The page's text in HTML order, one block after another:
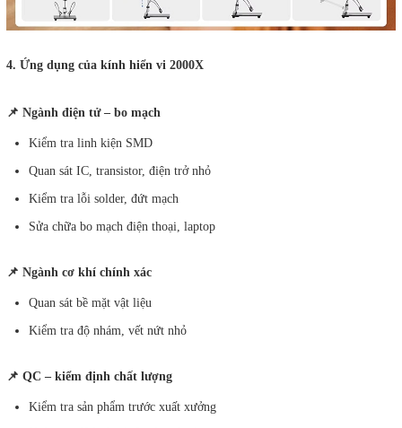
4. Ứng dụng của kính hiển vi 2000X
📌 Ngành điện tử – bo mạch
Kiểm tra linh kiện SMD
Quan sát IC, transistor, điện trở nhỏ
Kiểm tra lỗi solder, đứt mạch
Sửa chữa bo mạch điện thoại, laptop
📌 Ngành cơ khí chính xác
Quan sát bề mặt vật liệu
Kiểm tra độ nhám, vết nứt nhỏ
📌 QC – kiểm định chất lượng
Kiểm tra sản phẩm trước xuất xưởng